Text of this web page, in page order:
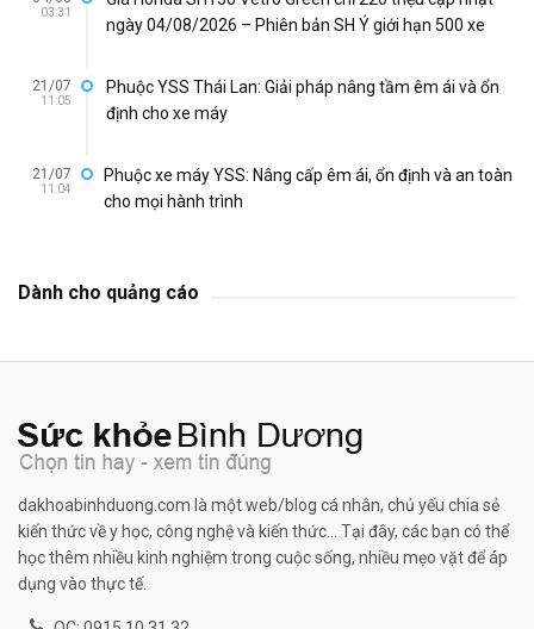
03:31
ngày 04/08/2026 – Phiên bản SH Ý giới hạn 500 xe
21/07
11:05
Phuộc YSS Thái Lan: Giải pháp nâng tầm êm ái và ổn
định cho xe máy
21/07
11:04
Phuộc xe máy YSS: Nâng cấp êm ái, ổn định và an toàn
cho mọi hành trình
Dành cho quảng cáo
dakhoabinhduong.com là một web/blog cá nhân, chủ yếu chia sẻ
kiến thức về y học, công nghệ và kiến thức... Tại đây, các bạn có thể
học thêm nhiều kinh nghiệm trong cuộc sống, nhiều mẹo vặt để áp
dụng vào thực tế.